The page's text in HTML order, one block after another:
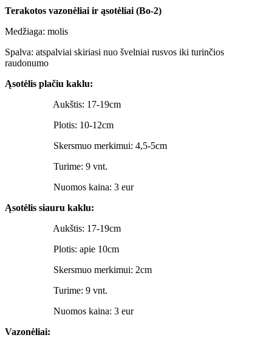
Terakotos vazonėliai ir ąsotėliai (Bo-2)
Medžiaga: molis
Spalva: atspalviai skiriasi nuo švelniai rusvos iki turinčios
raudonumo
Ąsotėlis plačiu kaklu:
Aukštis: 17-19cm
Plotis: 10-12cm
Skersmuo merkimui: 4,5-5cm
Turime: 9 vnt.
Nuomos kaina: 3 eur
Ąsotėlis siauru kaklu:
Aukštis: 17-19cm
Plotis: apie 10cm
Skersmuo merkimui: 2cm
Turime: 9 vnt.
Nuomos kaina: 3 eur
Vazonėliai: